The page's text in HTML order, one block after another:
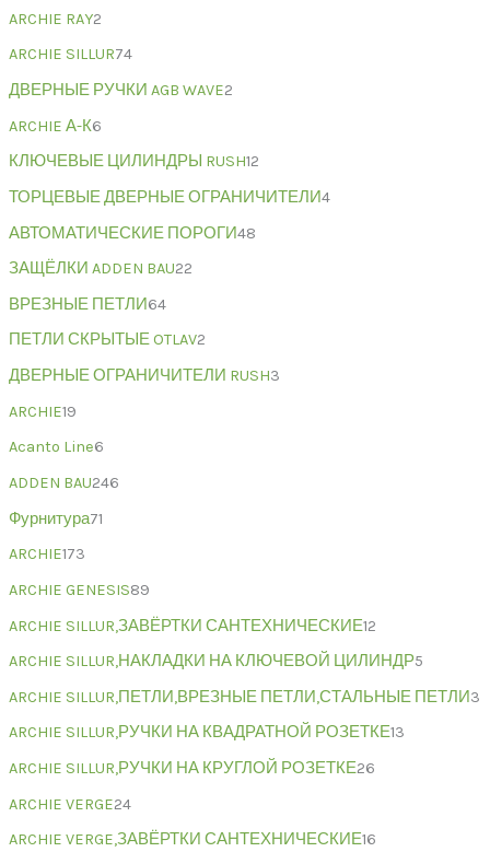
ARCHIE RAY2
ARCHIE SILLUR74
ДВЕРНЫЕ РУЧКИ AGB WAVE2
ARCHIE А-К6
КЛЮЧЕВЫЕ ЦИЛИНДРЫ RUSH12
ТОРЦЕВЫЕ ДВЕРНЫЕ ОГРАНИЧИТЕЛИ4
АВТОМАТИЧЕСКИЕ ПОРОГИ48
ЗАЩЁЛКИ ADDEN BAU22
ВРЕЗНЫЕ ПЕТЛИ64
ПЕТЛИ СКРЫТЫЕ OTLAV2
ДВЕРНЫЕ ОГРАНИЧИТЕЛИ RUSH3
ARCHIE19
Acanto Line6
ADDEN BAU246
Фурнитура71
ARCHIE173
ARCHIE GENESIS89
ARCHIE SILLUR,ЗАВЁРТКИ САНТЕХНИЧЕСКИЕ12
ARCHIE SILLUR,НАКЛАДКИ НА КЛЮЧЕВОЙ ЦИЛИНДР5
ARCHIE SILLUR,ПЕТЛИ,ВРЕЗНЫЕ ПЕТЛИ,СТАЛЬНЫЕ ПЕТЛИ3
ARCHIE SILLUR,РУЧКИ НА КВАДРАТНОЙ РОЗЕТКЕ13
ARCHIE SILLUR,РУЧКИ НА КРУГЛОЙ РОЗЕТКЕ26
ARCHIE VERGE24
ARCHIE VERGE,ЗАВЁРТКИ САНТЕХНИЧЕСКИЕ16